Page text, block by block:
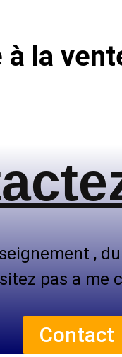
à la
,
pas a me
Contact